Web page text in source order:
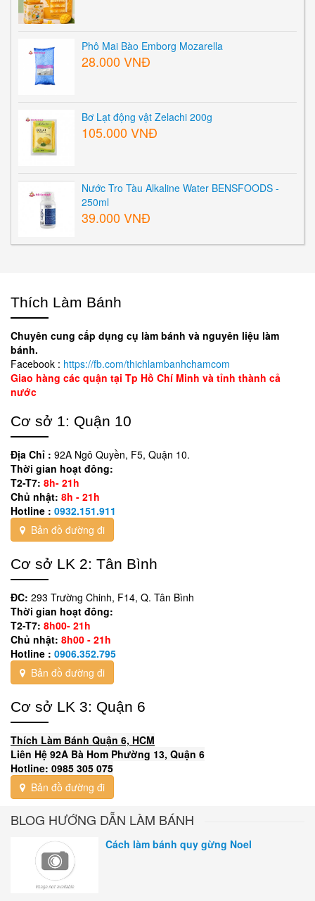
Phô Mai Bào Emborg Mozarella
28.000 VNĐ
Bơ Lạt động vật Zelachi 200g
105.000 VNĐ
Nước Tro Tàu Alkaline Water BENSFOODS -
250ml
39.000 VNĐ
Thích Làm Bánh
Chuyên cung cấp dụng cụ làm bánh và nguyên liệu làm
bánh.
Facebook : https://fb.com/thichlambanhchamcom
Giao hàng các quận tại Tp Hồ Chí Minh và tỉnh thành cả
nước
Cơ sở 1: Quận 10
Địa Chỉ : 92A Ngô Quyền, F5, Quận 10.
Thời gian hoạt đông:
T2-T7: 8h- 21h
Chủ nhật: 8h - 21h
Hotline : 0932.151.911
Bản đồ đường đi
Cơ sở LK 2: Tân Bình
ĐC: 293 Trường Chinh, F14, Q. Tân Bình
Thời gian hoạt đông:
T2-T7: 8h00- 21h
Chủ nhật: 8h00 - 21h
Hotline : 0906.352.795
Bản đồ đường đi
Cơ sở LK 3: Quận 6
Thích Làm Bánh Quận 6, HCM
Liên Hệ 92A Bà Hom Phường 13, Quận 6
Hotline: 0985 305 075
Bản đồ đường đi
BLOG HƯỚNG DẪN LÀM BÁNH
Cách làm bánh quy gừng Noel